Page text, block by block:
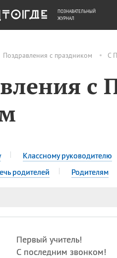
Поздравления с праздником С
с
Классному руководителю
родителей Родителям
Первый учитель!
С последним звонком!
ОБЩЕСТВО ДЕНЬГИ
ПОЗНАВАТЕЛЬНЫЙ
ЖУРНАЛ